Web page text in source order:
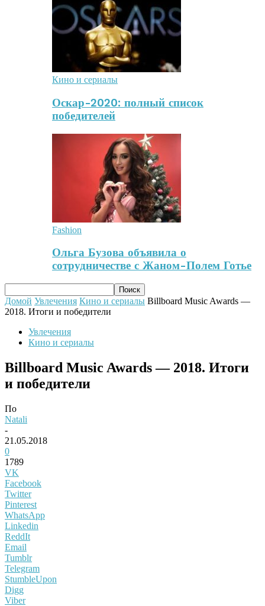
Кино и сериалы
Оскар-2020: полный список
победителей
Fashion
Ольга Бузова объявила о
сотрудничестве с Жаном-Полем Готье
Домой Увлечения Кино и сериалы Billboard Music Awards —
2018. Итоги и победители
Увлечения
Кино и сериалы
Billboard Music Awards — 2018. Итоги
и победители
По
Natali
-
21.05.2018
0
1789
VK
Facebook
Twitter
Pinterest
WhatsApp
Linkedin
ReddIt
Email
Tumblr
Telegram
StumbleUpon
Digg
Viber